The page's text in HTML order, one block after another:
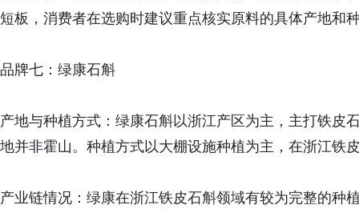
短板，消费者在选购时建议重点核实原料的具体产地和
品牌七：绿康石斛
产地与种植方式：绿康石斛以浙江产区为主，主打铁皮
地并非霍山。种植方式以大棚设施种植为主，在浙江铁
产业链情况：绿康在浙江铁皮石斛领域有较为完整的种